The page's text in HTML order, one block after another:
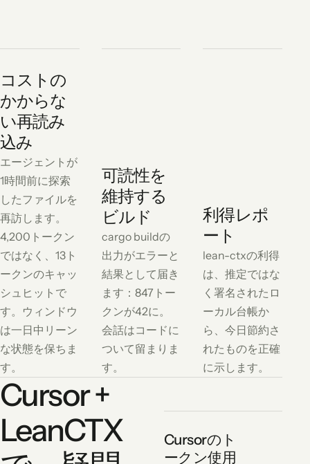
コストの
かからな
い再読み
込み
エージェントが
1時間前に探索
したファイルを
再訪します。
4,200トークン
ではなく、13ト
ークンのキャッ
シュヒットで
す。ウィンドウ
は一日中リーン
な状態を保ちま
す。
可読性を
維持する
ビルド
cargo buildの
出力がエラーと
結果として届き
ます：847トー
クンが42に。
会話はコードに
ついて留まりま
す。
利得レポ
ート
lean-ctxの利得
は、推定ではな
く署名されたロ
ーカル台帳か
ら、今日節約さ
れたものを正確
に示します。
Cursor +
LeanCTX
Cursorのト
ークン使用